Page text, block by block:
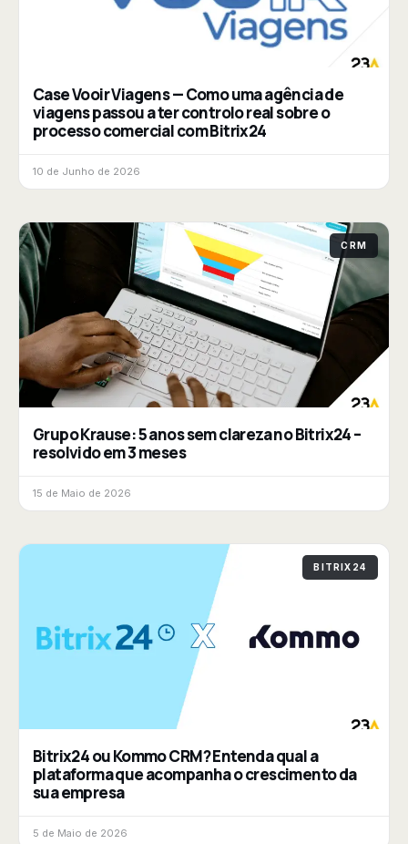
Case Vooir Viagens — Como uma agência de
viagens passou a ter controlo real sobre o
processo comercial com Bitrix24
10 de Junho de 2026
CRM
Grupo Krause: 5 anos sem clareza no Bitrix24 –
resolvido em 3 meses
15 de Maio de 2026
BITRIX24
Bitrix24 ou Kommo CRM? Entenda qual a
plataforma que acompanha o crescimento da
sua empresa
5 de Maio de 2026